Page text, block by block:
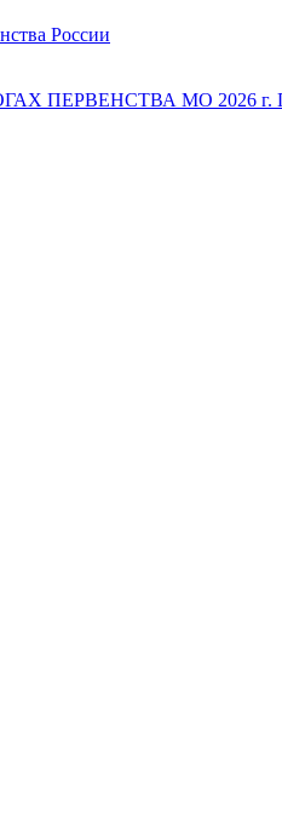
России
ПЕРВЕНСТВА МО 2026